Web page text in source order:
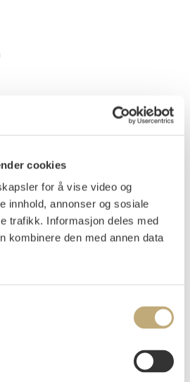
cookies
for å vise video og
innhold, annonser og sosiale
trafikk. Informasjon deles med
kombinere den med annen data